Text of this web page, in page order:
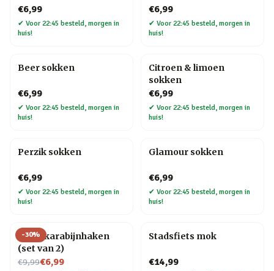
€6,99
✔ Voor 22:45 besteld, morgen in
huis!
€6,99
✔ Voor 22:45 besteld, morgen in
huis!
Beer sokken
€6,99
✔ Voor 22:45 besteld, morgen in
huis!
Citroen & limoen
sokken
€6,99
✔ Voor 22:45 besteld, morgen in
huis!
Perzik sokken
€6,99
✔ Voor 22:45 besteld, morgen in
huis!
Glamour sokken
€6,99
✔ Voor 22:45 besteld, morgen in
huis!
-30%
Hond karabijnhaken
(set van 2)
€9,99
Nu voor€6,99
Stadsfiets mok
€14,99